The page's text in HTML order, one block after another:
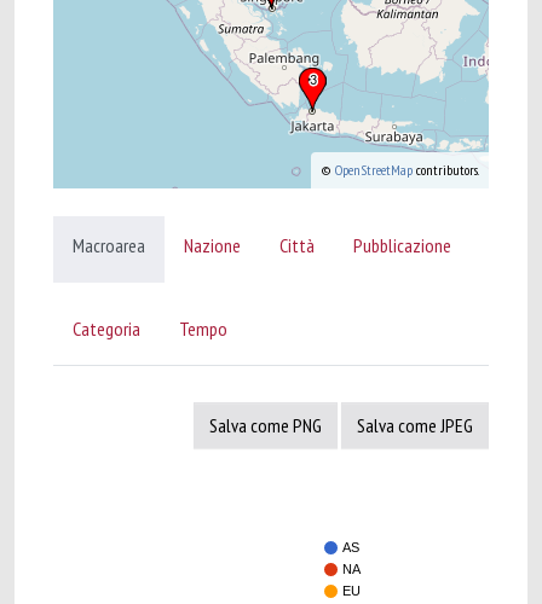
© OpenStreetMap contributors.
Macroarea Nazione Città Pubblicazione
Categoria Tempo
Salva come PNG Salva come JPEG
AS
NA
EU